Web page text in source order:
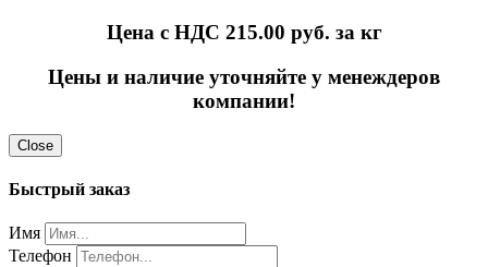
Цена с НДС 215.00 руб. за кг
Цены и наличие уточняйте у менеждеров
компании!
Close
Быстрый заказ
Имя
Телефон